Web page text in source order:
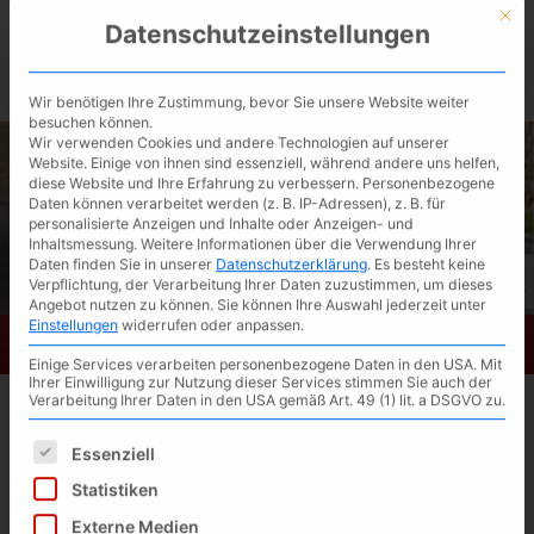
BIKESATTEL.de / kostenlose Ergonomie-
Beratung ▶︎
Bikesattel.de
Hobson
Richard Hobson aus USA gilt als der
Mit
Datenschutzeinstellungen
Wir benötigen Ihre Zustimmung, bevor Sie unsere Website weiter
besuchen können.
Wir verwenden Cookies und andere Technologien auf unserer
Website. Einige von ihnen sind essenziell, während andere uns helfen,
diese Website und Ihre Erfahrung zu verbessern. Personenbezogene
Daten können verarbeitet werden (z. B. IP-Adressen), z. B. für
personalisierte Anzeigen und Inhalte oder Anzeigen- und
Inhaltsmessung. Weitere Informationen über die Verwendung Ihrer
Daten finden Sie in unserer Datenschutzerklärung. Es besteht keine
Verpflichtung, der Verarbeitung Ihrer Daten zuzustimmen, um dieses
Angebot nutzen zu können. Sie können Ihre Auswahl jederzeit unter
Einstellungen widerrufen oder anpassen.
Einige Services verarbeiten personenbezogene Daten in den USA. Mit
Ihrer Einwilligung zur Nutzung dieser Services stimmen Sie auch der
Verarbeitung Ihrer Daten in den USA gemäß Art. 49 (1) lit. a DSGVO zu.
Es folgt eine Liste der Service-Gruppen, für die eine
Essenziell
Statistiken
Externe Medien